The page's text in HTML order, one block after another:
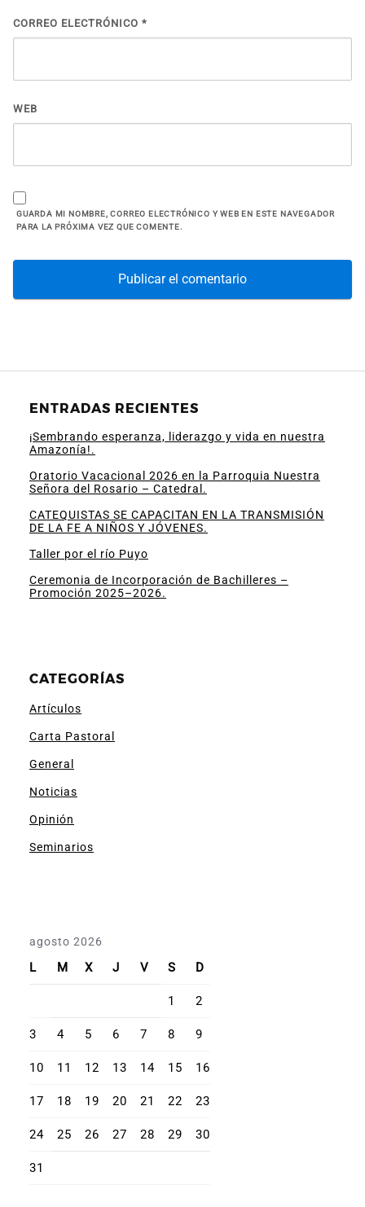
CORREO ELECTRÓNICO *
WEB
GUARDA MI NOMBRE, CORREO ELECTRÓNICO Y WEB EN ESTE NAVEGADOR
PARA LA PRÓXIMA VEZ QUE COMENTE.
ENTRADAS RECIENTES
¡Sembrando esperanza, liderazgo y vida en nuestra
Amazonía!.
Oratorio Vacacional 2026 en la Parroquia Nuestra
Señora del Rosario – Catedral.
CATEQUISTAS SE CAPACITAN EN LA TRANSMISIÓN
DE LA FE A NIÑOS Y JÓVENES.
Taller por el río Puyo
Ceremonia de Incorporación de Bachilleres –
Promoción 2025–2026.
CATEGORÍAS
Artículos
Carta Pastoral
General
Noticias
Opinión
Seminarios
agosto 2026
L M X J V S D
1 2
3 4 5 6 7 8 9
10 11 12 13 14 15 16
17 18 19 20 21 22 23
24 25 26 27 28 29 30
31